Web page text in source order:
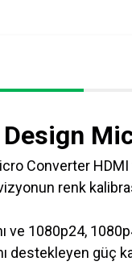
Converter
renk
ve 1080p24,
destekleyen güç